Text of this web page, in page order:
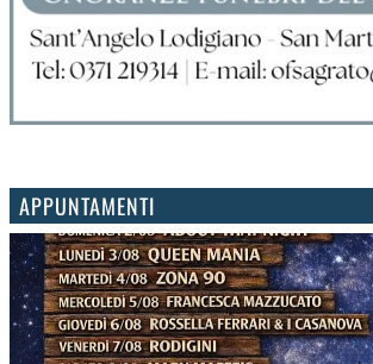
APPUNTAMENTI